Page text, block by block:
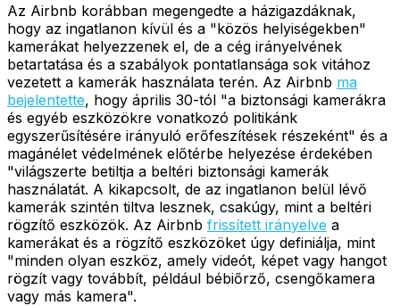
Az Airbnb korábban megengedte a házigazdáknak,
hogy az ingatlanon kívül és a "közös helyiségekben"
kamerákat helyezzenek el, de a cég irányelvének
betartatása és a szabályok pontatlansága sok vitához
vezetett a kamerák használata terén. Az Airbnb ma
bejelentette, hogy április 30-tól "a biztonsági kamerákra
és egyéb eszközökre vonatkozó politikánk
egyszerűsítésére irányuló erőfeszítések részeként" és a
magánélet védelmének előtérbe helyezése érdekében
"világszerte betiltja a beltéri biztonsági kamerák
használatát. A kikapcsolt, de az ingatlanon belül lévő
kamerák szintén tiltva lesznek, csakúgy, mint a beltéri
rögzítő eszközök. Az Airbnb frissített irányelve a
kamerákat és a rögzítő eszközöket úgy definiálja, mint
"minden olyan eszköz, amely videót, képet vagy hangot
rögzít vagy továbbít, például bébiőrző, csengőkamera
vagy más kamera".